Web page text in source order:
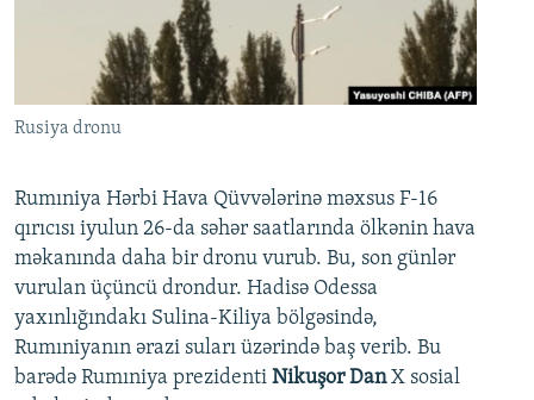
Rusiya dronu
Rumıniya Hərbi Hava Qüvvələrinə məxsus F-16
qırıcısı iyulun 26-da səhər saatlarında ölkənin hava
məkanında daha bir dronu vurub. Bu, son günlər
vurulan üçüncü drondur. Hadisə Odessa
yaxınlığındakı Sulina-Kiliya bölgəsində,
Rumıniyanın ərazi suları üzərində baş verib. Bu
barədə Rumıniya prezidenti Nikuşor DanX sosial